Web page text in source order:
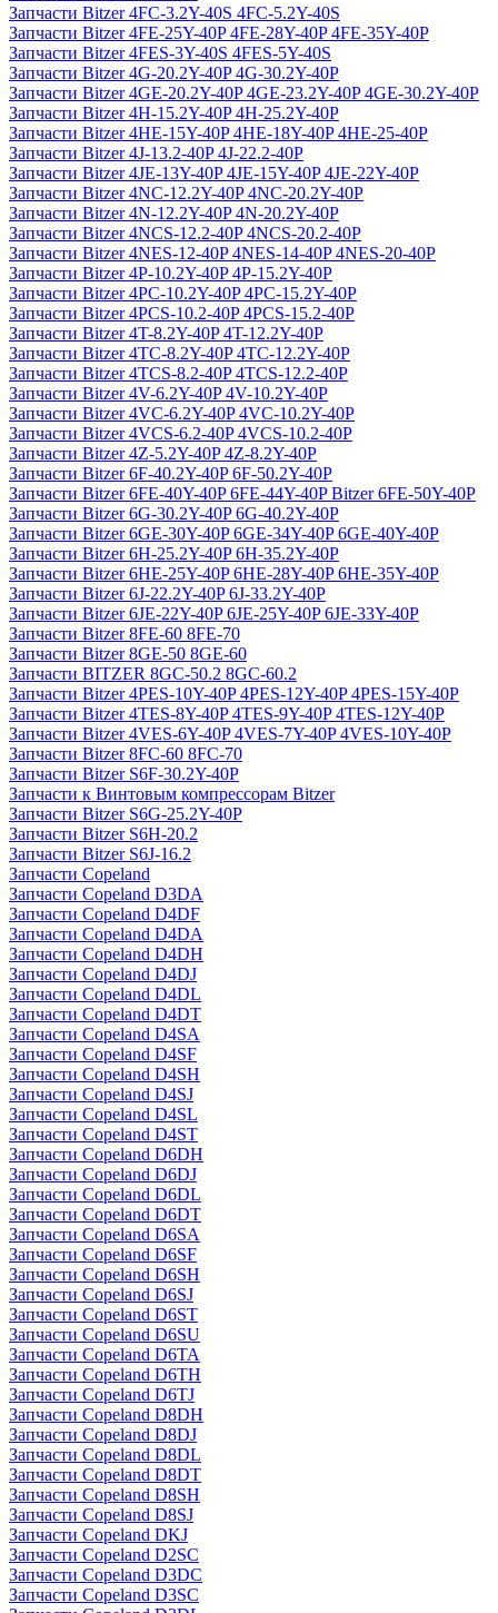
Запчасти Bitzer 4FC-3.2Y-40S 4FC-5.2Y-40S
Запчасти Bitzer 4FE-25Y-40P 4FE-28Y-40P 4FE-35Y-40P
Запчасти Bitzer 4FES-3Y-40S 4FES-5Y-40S
Запчасти Bitzer 4G-20.2Y-40P 4G-30.2Y-40P
Запчасти Bitzer 4GE-20.2Y-40P 4GE-23.2Y-40P 4GE-30.2Y-40P
Запчасти Bitzer 4H-15.2Y-40P 4H-25.2Y-40P
Запчасти Bitzer 4HE-15Y-40P 4HE-18Y-40P 4HE-25-40P
Запчасти Bitzer 4J‐13.2-40P 4J‐22.2-40P
Запчасти Bitzer 4JE-13Y-40P 4JE-15Y-40P 4JE-22Y-40P
Запчасти Bitzer 4NC-12.2Y-40P 4NC-20.2Y-40P
Запчасти Bitzer 4N-12.2Y-40P 4N-20.2Y-40P
Запчасти Bitzer 4NCS-12.2-40P 4NCS-20.2-40P
Запчасти Bitzer 4NES-12-40P 4NES-14-40P 4NES-20-40P
Запчасти Bitzer 4P-10.2Y-40P 4P-15.2Y-40P
Запчасти Bitzer 4PC-10.2Y-40P 4PC-15.2Y-40P
Запчасти Bitzer 4PCS-10.2-40P 4PCS-15.2-40P
Запчасти Bitzer 4T-8.2Y-40P 4T-12.2Y-40P
Запчасти Bitzer 4TC-8.2Y-40P 4TC-12.2Y-40P
Запчасти Bitzer 4TCS-8.2-40P 4TCS-12.2-40P
Запчасти Bitzer 4V-6.2Y-40P 4V-10.2Y-40P
Запчасти Bitzer 4VC-6.2Y-40P 4VC-10.2Y-40P
Запчасти Bitzer 4VCS-6.2-40P 4VCS-10.2-40P
Запчасти Bitzer 4Z-5.2Y-40P 4Z-8.2Y-40P
Запчасти Bitzer 6F-40.2Y-40P 6F-50.2Y-40P
Запчасти Bitzer 6FE-40Y-40P 6FE-44Y-40P Bitzer 6FE-50Y-40P
Запчасти Bitzer 6G-30.2Y-40P 6G-40.2Y-40P
Запчасти Bitzer 6GE-30Y-40P 6GE-34Y-40P 6GE-40Y-40P
Запчасти Bitzer 6H-25.2Y-40P 6H-35.2Y-40P
Запчасти Bitzer 6HE-25Y-40P 6HE-28Y-40P 6HE-35Y-40P
Запчасти Bitzer 6J-22.2Y-40P 6J-33.2Y-40P
Запчасти Bitzer 6JE-22Y-40P 6JE-25Y-40P 6JE-33Y-40P
Запчасти Bitzer 8FE-60 8FE-70
Запчасти Bitzer 8GE-50 8GE-60
Запчасти BITZER 8GC-50.2 8GC-60.2
Запчасти Bitzer 4PES-10Y-40P 4PES-12Y-40P 4PES-15Y-40P
Запчасти Bitzer 4TES-8Y-40P 4TES-9Y-40P 4TES-12Y-40P
Запчасти Bitzer 4VES-6Y-40P 4VES-7Y-40P 4VES-10Y-40P
Запчасти Bitzer 8FC-60 8FC-70
Запчасти Bitzer S6F-30.2Y-40P
Запчасти к Винтовым компрессорам Bitzer
Запчасти Bitzer S6G-25.2Y-40P
Запчасти Bitzer S6H-20.2
Запчасти Bitzer S6J-16.2
Запчасти Copeland
Запчасти Copeland D3DA
Запчасти Copeland D4DF
Запчасти Copeland D4DA
Запчасти Copeland D4DH
Запчасти Copeland D4DJ
Запчасти Copeland D4DL
Запчасти Copeland D4DT
Запчасти Copeland D4SA
Запчасти Copeland D4SF
Запчасти Copeland D4SH
Запчасти Copeland D4SJ
Запчасти Copeland D4SL
Запчасти Copeland D4ST
Запчасти Copeland D6DH
Запчасти Copeland D6DJ
Запчасти Copeland D6DL
Запчасти Copeland D6DT
Запчасти Copeland D6SA
Запчасти Copeland D6SF
Запчасти Copeland D6SH
Запчасти Copeland D6SJ
Запчасти Copeland D6ST
Запчасти Copeland D6SU
Запчасти Copeland D6TA
Запчасти Copeland D6TH
Запчасти Copeland D6TJ
Запчасти Copeland D8DH
Запчасти Copeland D8DJ
Запчасти Copeland D8DL
Запчасти Copeland D8DT
Запчасти Copeland D8SH
Запчасти Copeland D8SJ
Запчасти Copeland DKJ
Запчасти Copeland D2SC
Запчасти Copeland D3DC
Запчасти Copeland D3SC